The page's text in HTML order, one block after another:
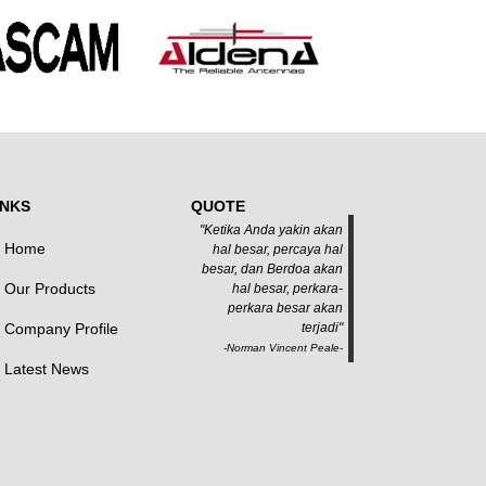
Home
Our Products
Company Profile
Latest News
QUOTE
"Ketika Anda yakin akan
hal besar, percaya hal
besar, dan Berdoa akan
hal besar, perkara-
perkara besar akan
terjadi"
-Norman Vincent Peale-